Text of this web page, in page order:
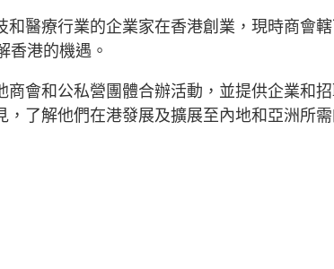
醫療行業的企業家在香港創業，現時商會
香港的機遇。
會和公私營團體合辦活動，並提供企業和
了解他們在港發展及擴展至內地和亞洲所